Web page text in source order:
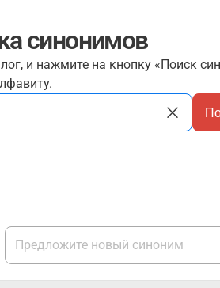
синонимов
и нажмите на кнопку «Поиск